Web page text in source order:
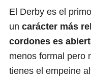
El Derby es el
un carácter más
cordones es
menos formal pero
tienes el empeine